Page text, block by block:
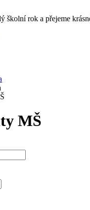
školní rok a přejeme
MŠ